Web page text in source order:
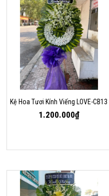
Kệ Hoa Tươi Kính Viếng LOVE-CB13
1.200.000₫